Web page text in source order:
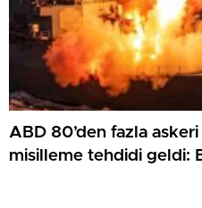
ABD 80’den fazla askeri
misilleme tehdidi geldi: